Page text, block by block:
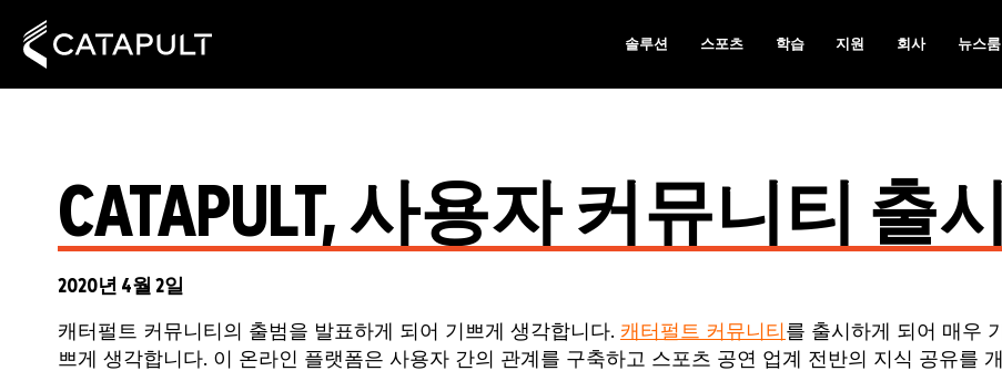
솔루션 스포츠 학습 지원 회사 뉴스룸
CATAPULT, 사용자 커뮤니티 출시
2020년 4월 2일
캐터펄트 커뮤니티의 출범을 발표하게 되어 기쁘게 생각합니다. 캐터펄트 커뮤니티 를 출시하게 되어 매우 기
쁘게 생각합니다. 이 온라인 플랫폼은 사용자 간의 관계를 구축하고 스포츠 공연 업계 전반의 지식 공유를 개